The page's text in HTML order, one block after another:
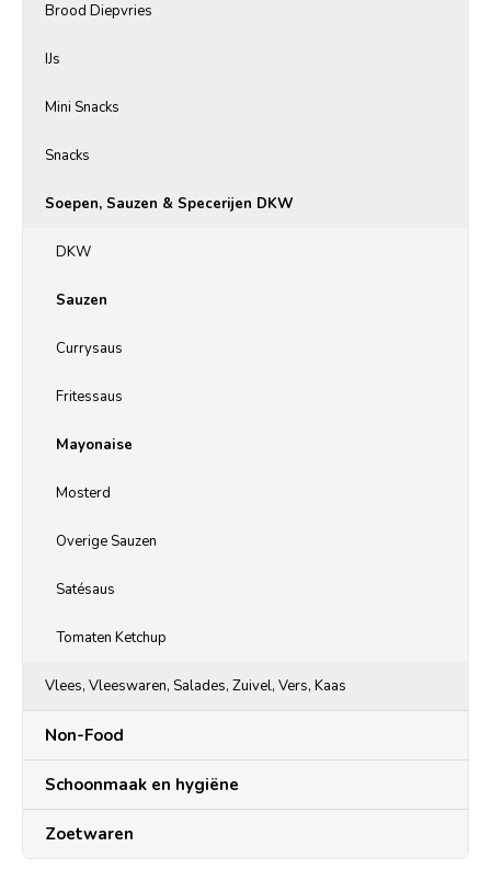
Brood Diepvries
IJs
Mini Snacks
Snacks
Soepen, Sauzen & Specerijen DKW
DKW
Sauzen
Currysaus
Fritessaus
Mayonaise
Mosterd
Overige Sauzen
Satésaus
Tomaten Ketchup
Vlees, Vleeswaren, Salades, Zuivel, Vers, Kaas
Non-Food
Schoonmaak en hygiëne
Zoetwaren